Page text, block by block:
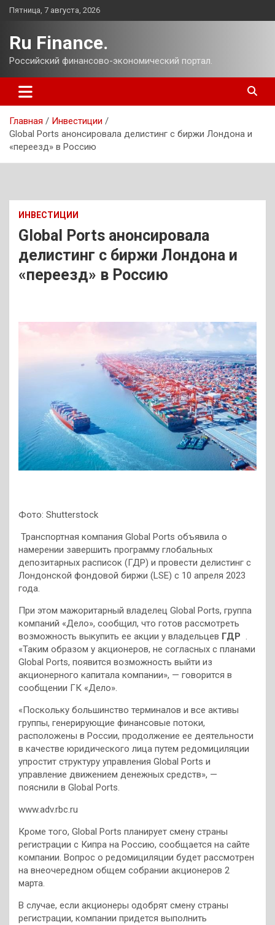
Перейти
Пятница, 7 августа, 2026
Ru Finance.
Российский финансово-экономический портал.
Главная
Инвестиции
Global Ports анонсировала делистинг с биржи Лондона и
«переезд» в Россию
ИНВЕСТИЦИИ
Global Ports анонсировала
делистинг с биржи Лондона и
«переезд» в Россию
Фото: Shutterstock
Транспортная компания Global Ports объявила о
намерении завершить программу глобальных
депозитарных расписок (ГДР) и провести делистинг с
Лондонской фондовой биржи (LSE) с 10 апреля 2023
года.
При этом мажоритарный владелец Global Ports, группа
компаний «Дело», сообщил, что готов рассмотреть
возможность выкупить ее акции у владельцев ГДР .
«Таким образом у акционеров, не согласных с планами
Global Ports, появится возможность выйти из
акционерного капитала компании», — говорится в
сообщении ГК «Дело».
«Поскольку большинство терминалов и все активы
группы, генерирующие финансовые потоки,
расположены в России, продолжение ее деятельности
в качестве юридического лица путем редомициляции
упростит структуру управления Global Ports и
управление движением денежных средств», —
пояснили в Global Ports.
www.adv.rbc.ru
Кроме того, Global Ports планирует смену страны
регистрации с Кипра на Россию, сообщается на сайте
компании. Вопрос о редомициляции будет рассмотрен
на внеочередном общем собрании акционеров 2
марта.
В случае, если акционеры одобрят смену страны
регистрации, компании придется выполнить